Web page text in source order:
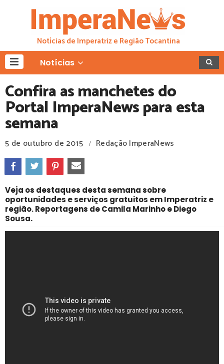
Notícias de Imperatriz e Região Tocantina
Notícias
Confira as manchetes do
Portal ImperaNews para esta
semana
5 de outubro de 2015 / Redação ImperaNews
Veja os destaques desta semana sobre
oportunidades e serviços gratuitos em Imperatriz e
região. Reportagens de Camila Marinho e Diego
Sousa.